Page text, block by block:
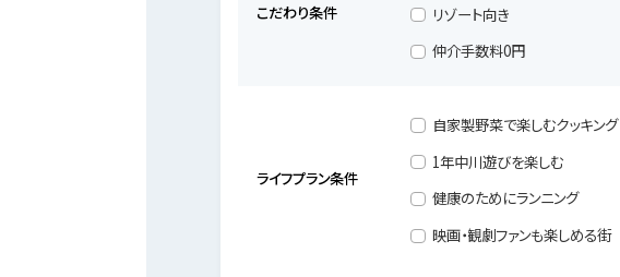
こだわり条件
リゾート向き
仲介手数料0円
ライフプラン条件
自家製野菜で楽しむクッキング
1年中川遊びを楽しむ
健康のためにランニング
映画・観劇ファンも楽しめる街